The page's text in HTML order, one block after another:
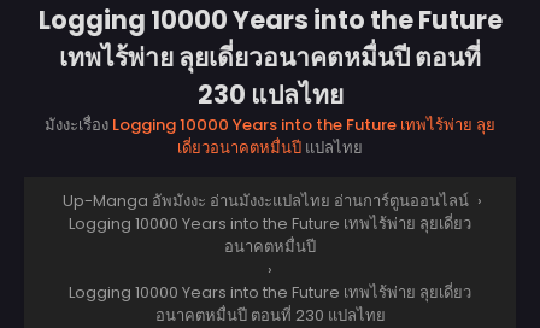
Logging 10000 Years into the Future
เทพไร้พ่าย ลุยเดี่ยวอนาคตหมื่นปี ตอนที่
230 แปลไทย
มังงะเรื่อง Logging 10000 Years into the Future เทพไร้พ่าย ลุย
เดี่ยวอนาคตหมื่นปี แปลไทย
Up-Manga อัพมังงะ อ่านมังงะแปลไทย อ่านการ์ตูนออนไลน์ ›
Logging 10000 Years into the Future เทพไร้พ่าย ลุยเดี่ยว
อนาคตหมื่นปี
›
Logging 10000 Years into the Future เทพไร้พ่าย ลุยเดี่ยว
อนาคตหมื่นปี ตอนที่ 230 แปลไทย